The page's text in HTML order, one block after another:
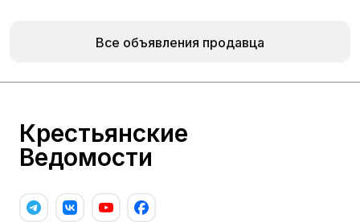
Все объявления продавца
Крестьянские
Ведомости